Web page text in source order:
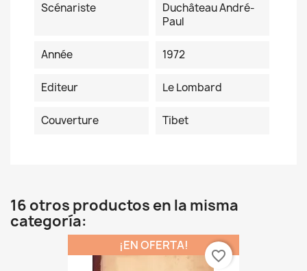
Scénariste
Duchâteau André-
Paul
Année 1972
Editeur Le Lombard
Couverture Tibet
16 otros productos en la misma
categoría:
¡EN OFERTA!
favorite_border